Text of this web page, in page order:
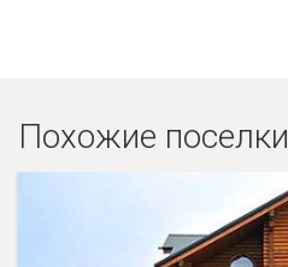
Похожие поселки